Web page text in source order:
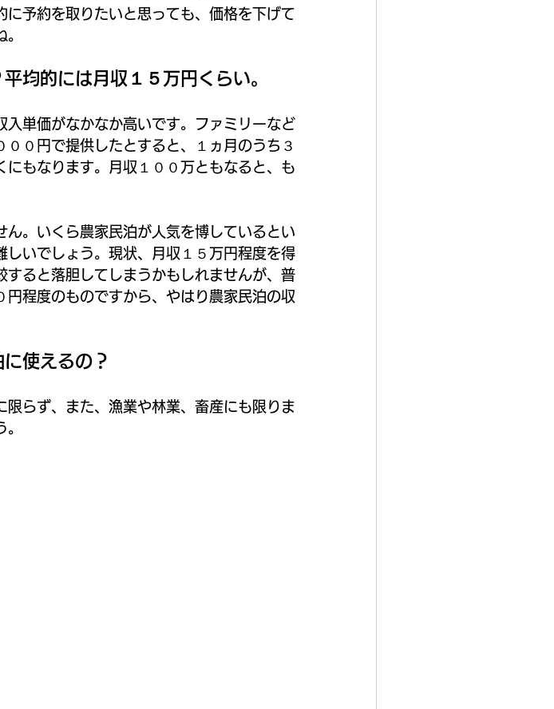
予約を取りたいと思っても、価格を下げて
均的には月収１５万円くらい。
単価がなかなか高いです。ファミリーなど
０円で提供したとすると、１ヵ月のうち３
もなります。月収１００万ともなると、も
。いくら農家民泊が人気を博しているとい
いでしょう。現状、月収１５万円程度を得
ると落胆してしまうかもしれませんが、普
程度のものですから、やはり農家民泊の収
使えるの？
らず、また、漁業や林業、畜産にも限りま